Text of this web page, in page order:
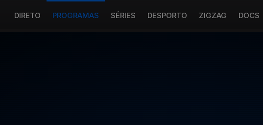
DIRETO PROGRAMAS SÉRIES DESPORTO ZIGZAG DOCS